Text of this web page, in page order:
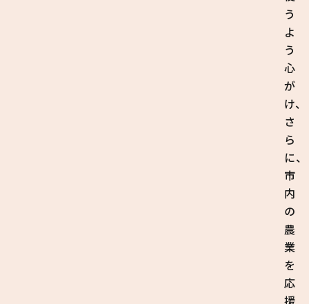
う
よ
う
心
が
け、
さ
ら
に、
市
内
の
農
業
を
応
援